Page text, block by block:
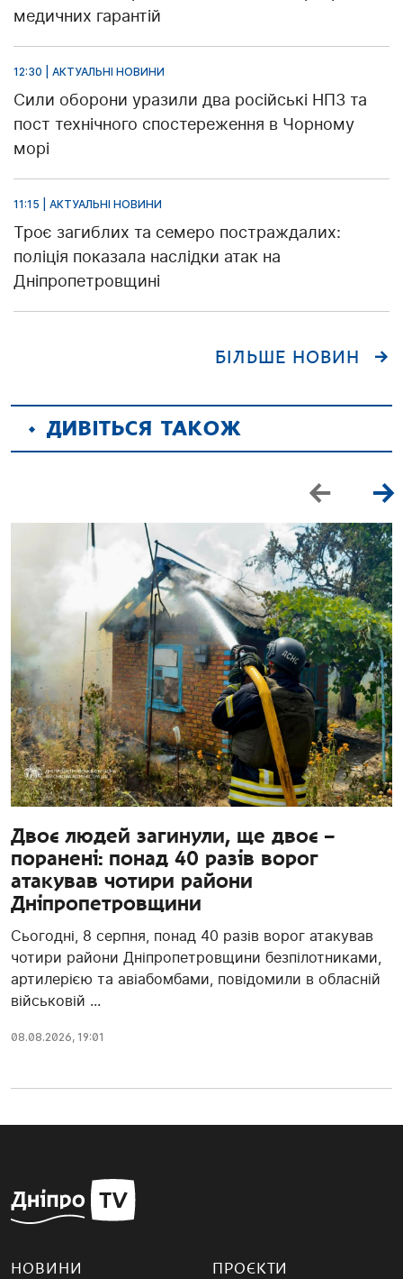
медичних гарантій
12:30 | АКТУАЛЬНІ НОВИНИ
Сили оборони уразили два російські НПЗ та
пост технічного спостереження в Чорному
морі
11:15 | АКТУАЛЬНІ НОВИНИ
Троє загиблих та семеро постраждалих:
поліція показала наслідки атак на
Дніпропетровщині
БІЛЬШЕ НОВИН
ДИВІТЬСЯ ТАКОЖ
Двоє людей загинули, ще двоє –
поранені: понад 40 разів ворог
атакував чотири райони
Дніпропетровщини
Сьогодні, 8 серпня, понад 40 разів ворог атакував
чотири райони Дніпропетровщини безпілотниками,
артилерією та авіабомбами, повідомили в обласній
військовій ...
08.08.2026, 19:01
НОВИНИ ПРОЄКТИ